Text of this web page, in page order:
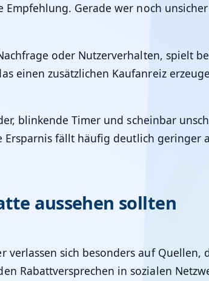
Gerade wer noch
oder Nutzerverhalten, spielt
einen zusätzlichen Kaufanreiz
blinkende Timer und scheinbar
fällt häufig deutlich geringer
aussehen sollten
sich besonders auf Quellen,
Rabattversprechen in sozialen